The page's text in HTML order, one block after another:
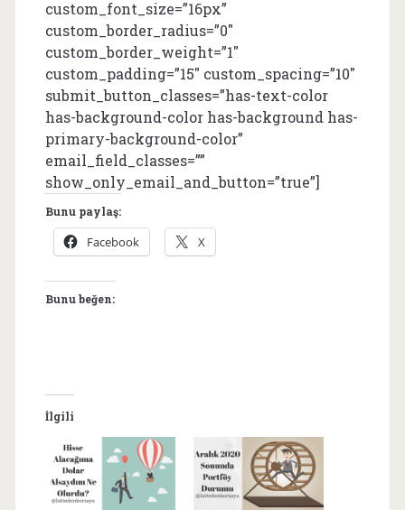
custom_font_size=”16px”
custom_border_radius=”0″
custom_border_weight=”1″
custom_padding=”15″ custom_spacing=”10″
submit_button_classes=”has-text-color
has-background-color has-background has-
primary-background-color”
email_field_classes=””
show_only_email_and_button=”true”]
Bunu paylaş:
Facebook X
Bunu beğen:
İlgili